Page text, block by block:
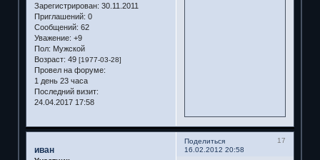
Зарегистрирован: 30.11.2011
Приглашений: 0
Сообщений: 62
Уважение: +9
Пол: Мужской
Возраст: 49 [1977-03-28]
Провел на форуме:
1 день 23 часа
Последний визит:
24.04.2017 17:58
Поделиться
17
16.02.2012 20:58
иван